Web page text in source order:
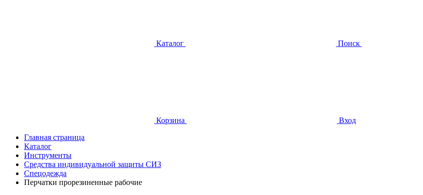
Каталог Поиск
Корзина
Вход
Главная страница
Каталог
Инструменты
Средства индивидуальной защиты СИЗ
Спецодежда
Перчатки прорезиненные рабочие